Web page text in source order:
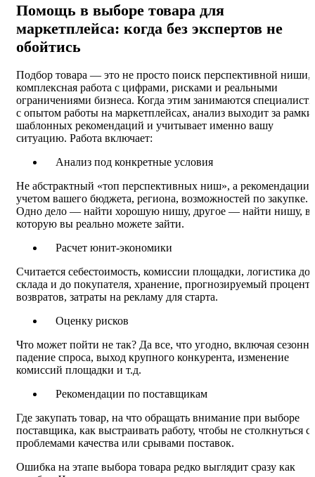
Помощь в выборе товара для
маркетплейса: когда без экспертов не
обойтись
Подбор товара — это не просто поиск перспективной ниши,
комплексная работа с цифрами, рисками и реальными
ограничениями бизнеса. Когда этим занимаются
с опытом работы на маркетплейсах, анализ выходит за рамки
шаблонных рекомендаций и учитывает именно вашу
ситуацию. Работа включает:
Анализ под конкретные условия
Не абстрактный «топ перспективных ниш», а рекомендации
учетом вашего бюджета, региона, возможностей по закупке.
Одно дело — найти хорошую нишу, другое — найти нишу, в
которую вы реально можете зайти.
Расчет юнит-экономики
Считается себестоимость, комиссии площадки, логистика до
склада и до покупателя, хранение, прогнозируемый процент
возвратов, затраты на рекламу для старта.
Оценку рисков
Что может пойти не так? Да все, что угодно, включая
падение спроса, выход крупного конкурента, изменение
комиссий площадки и т.д.
Рекомендации по поставщикам
Где закупать товар, на что обращать внимание при выборе
поставщика, как выстраивать работу, чтобы не столкнуться с
проблемами качества или срывами поставок.
Ошибка на этапе выбора товара редко выглядит сразу как